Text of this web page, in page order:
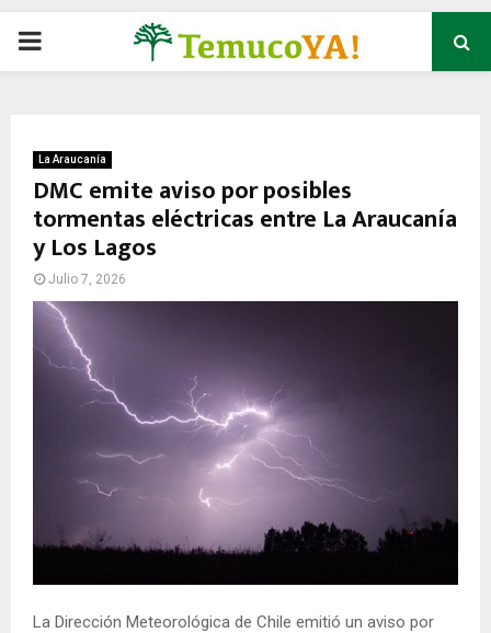
P
M
A
La Araucanía
DMC emite aviso por posibles
tormentas eléctricas entre La Araucanía
y Los Lagos
Julio 7, 2026
La Dirección Meteorológica de Chile emitió un aviso por